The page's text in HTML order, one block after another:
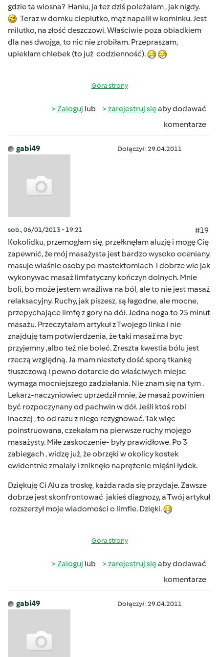
gdzie ta wiosna? Haniu, ja tez dziś poleżałam , jak nigdy.
Teraz w domku cieplutko, mąż napalił w kominku. Jest
milutko, na złość deszczowi. Właściwie poza obiadkiem
dla nas dwojga, to nic nie zrobiłam. Przepraszam,
upiekłam chlebek (to już codzienność).
Góra strony
Zaloguj lub zarejestruj sięaby dodawać
komentarze
gabi49 Dołączył : 29.04.2011
sob., 06/01/2013 - 19:21
#19
Kokolidku, przemogłam się, przełknęłam aluzję i mogę Cię
zapewnić, że mój masażysta jest bardzo wysoko oceniany,
masuje właśnie osoby po mastektomiach i dobrze wie jak
wykonywac masaż limfatyczny kończyn dolnych. Mnie
boli, bo może jestem wrażliwa na ból, ale to nie jest masaż
relaksacyjny. Ruchy, jak piszesz, są łagodne, ale mocne,
przepychające limfę z gory na dół. Jedna noga to 25 minut
masażu. Przeczytałam artykuł z Twojego linka i nie
znajduję tam potwierdzenia, że taki masaż ma byc
przyjemny ,albo też nie boleć. Zreszta kwestia bólu jest
rzeczą względną. Ja mam niestety dość sporą tkankę
tłuszczową i pewno dotarcie do właściwych miejsc
wymaga mocniejszego zadziałania. Nie znam się na tym .
Lekarz-naczyniowiec uprzedził mnie, że masaż powinien
być rozpoczynany od pachwin w dół. Jeśli ktoś robi
inaczej , to od razu z niego rezygnować. Tak więc
poinstruowana, czekałam na pierwsze ruchy mojego
masażysty. Miłe zaskoczenie- były prawidłowe. Po 3
zabiegach , widzę już, że obrzęki w okolicy kostek
ewidentnie zmalały i zniknęło naprężenie mięśni łydek.
Dziękuję Ci Alu za troskę, każda rada się przydaje. Zawsze
dobrze jest skonfrontować jakieś diagnozy, a Twój artykuł
rozszerzył moje wiadomości o limfie. Dzięki.
Góra strony
Zaloguj lub zarejestruj sięaby dodawać
komentarze
gabi49 Dołączył : 29.04.2011